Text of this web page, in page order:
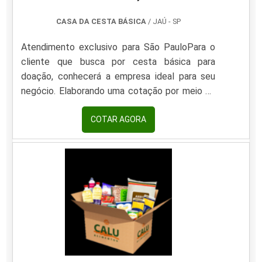
CASA DA CESTA BÁSICA/ JAÚ - SP
Atendimento exclusivo para São PauloPara o
cliente que busca por cesta básica para
doação, conhecerá a empresa ideal para seu
negócio. Elaborando uma cotação por meio da
plataforma e encontrando a líder do mercado.
Quando a temática é cesta básica, com a Casa
da Cesta Básica receberá ótima qualidade com
pagamento acessível.DIFERENCIAIS
DOAÇÃOHá muitas maneiras eficientes de
demonstrar competência e excelência em sua
área de atuação. A Casa da Cesta Básica foca
sua estratégia em criar aos parceiros uma
estrutura com: Escritório de alta qualidade
onde são realizadas as atividades; Estrutura
COTAR AGORA